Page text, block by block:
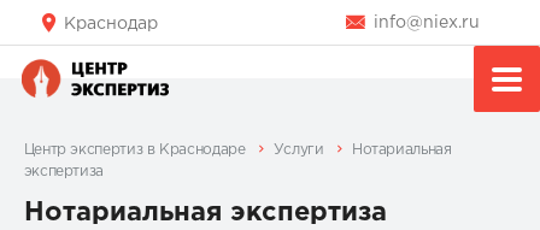
Краснодар info@niex.ru
Центр экспертиз в Краснодаре Услуги
Нотариальная
экспертиза
Нотариальная экспертиза